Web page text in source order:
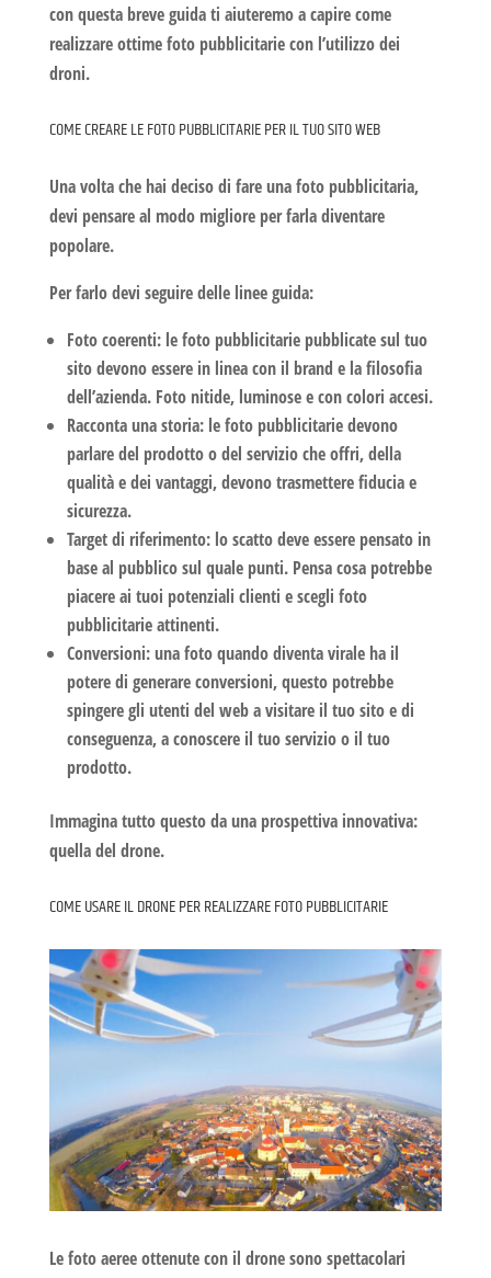
con questa breve guida ti aiuteremo a capire come
realizzare ottimefoto pubblicitariecon l’utilizzo dei
droni.
COME CREARE LE FOTO PUBBLICITARIE PER IL TUO SITO WEB
Una volta che hai deciso di fare una foto pubblicitaria,
devi pensare al modo migliore per farla diventare
popolare.
Per farlo devi seguire delle linee guida:
Foto coerenti: le foto pubblicitarie pubblicate sul tuo
sito devono essere in linea con il brand e la filosofia
dell’azienda. Foto nitide, luminosee con colori accesi.
Racconta una storia: lefoto pubblicitariedevono
parlare del prodotto o del servizio che offri, della
qualità e dei vantaggi, devono trasmetterefiducia e
sicurezza.
Target di riferimento:lo scatto deve essere pensato in
base al pubblico sul quale punti. Pensa cosa potrebbe
piacere ai tuoi potenziali clienti e scegli foto
pubblicitarieattinenti.
Conversioni:una foto quando diventa virale ha il
potere di generare conversioni, questo potrebbe
spingere gli utenti del web a visitare il tuo sito e di
conseguenza, a conoscere il tuo servizio o il tuo
prodotto.
Immagina tutto questo da una prospettiva innovativa:
quella del drone.
COME USARE IL DRONE PER REALIZZARE FOTO PUBBLICITARIE
Le foto aeree ottenute con il drone sono spettacolari